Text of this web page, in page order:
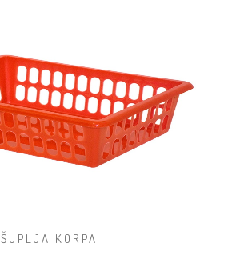
ŠUPLJA KORPA